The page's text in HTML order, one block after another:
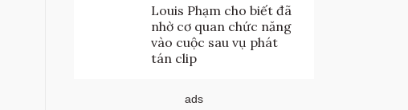
Louis Phạm cho biết đã
nhờ cơ quan chức năng
vào cuộc sau vụ phát
tán clip
ads